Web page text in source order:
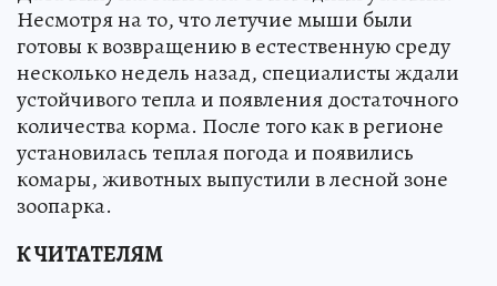
Несмотря на то, что летучие мыши были
готовы к возвращению в естественную среду
несколько недель назад, специалисты ждали
устойчивого тепла и появления достаточного
количества корма. После того как в регионе
установилась теплая погода и появились
комары, животных выпустили в лесной зоне
зоопарка.
К ЧИТАТЕЛЯМ